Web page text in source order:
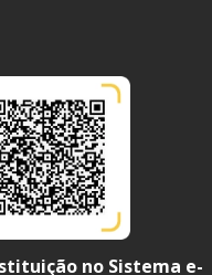
no Sistema e-